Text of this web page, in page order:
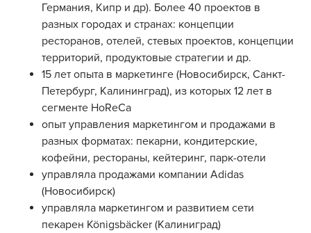
Германия, Кипр и др). Более 40 проектов в
разных городах и странах: концепции
ресторанов, отелей, стевых проектов, концепции
территорий, продуктовые стратегии и др.
15 лет опыта в маркетинге (Новосибирск, Санкт-
Петербург, Калининград), из которых 12 лет в
сегменте HoReCa
опыт управления маркетингом и продажами в
разных форматах: пекарни, кондитерские,
кофейни, рестораны, кейтеринг, парк-отели
управляла продажами компании Adidas
(Новосибирск)
управляла маркетингом и развитием сети
пекарен Königsbäcker (Калиниград)